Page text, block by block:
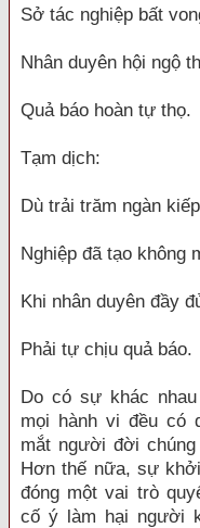
Sở tác nghiệp bất
Nhân duyên hội ngộ
Quả báo hoàn tự thọ.
Tạm dịch:
Dù trải trăm ngàn
Nghiệp đã tạo không
Khi nhân duyên đầy
Phải tự chịu quả báo.
Do có sự khác
mọi hành vi đều có
mắt người đời
Hơn thế nữa, sự
đóng một vai trò
cố ý làm hại người